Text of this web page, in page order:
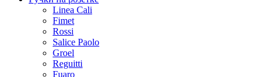
Linea Cali
Fimet
Rossi
Salice Paolo
Groel
Reguitti
Fuaro